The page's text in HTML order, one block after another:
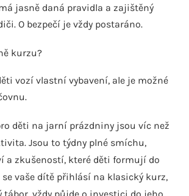
jasně daná pravidla a zajištěný
O bezpečí je vždy postaráno.
kurzu?
vozí vlastní vybavení, ale je možné
děti na jarní prázdniny jsou víc než
Jsou to týdny plné smíchu,
a zkušeností, které děti formují do
se vaše dítě přihlásí na klasický kurz,